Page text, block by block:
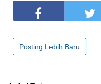
Posting Lebih Baru